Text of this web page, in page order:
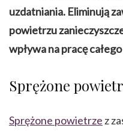
uzdatniania. Eliminują
powietrzu
wpływa na pracę
Sprężone
Sprężone powietrze z